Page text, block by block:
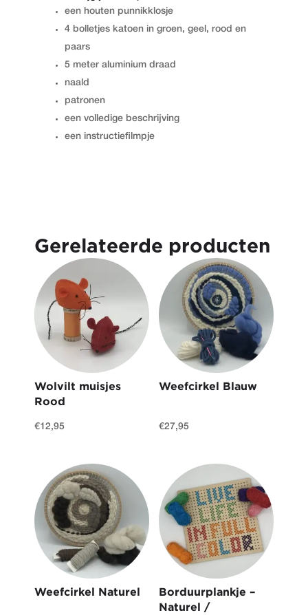
een houten punnikklosje
4 bolletjes katoen in groen, geel, rood en
paars
5 meter aluminium draad
naald
patronen
een volledige beschrijving
een instructiefilmpje
Gerelateerde producten
Wolvilt muisjes
Rood
€12,95
Weefcirkel Blauw
€27,95
Weefcirkel Naturel
Borduurplankje –
Naturel /